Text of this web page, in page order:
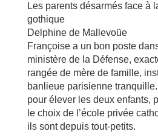
Les parents désarmés face à
gothique
Delphine de Mallevoüe
Françoise a un bon poste
ministère de la Défense,
rangée de mère de famille,
banlieue parisienne
pour élever les deux enfants,
le choix de l’école privée
ils sont depuis tout-petits.